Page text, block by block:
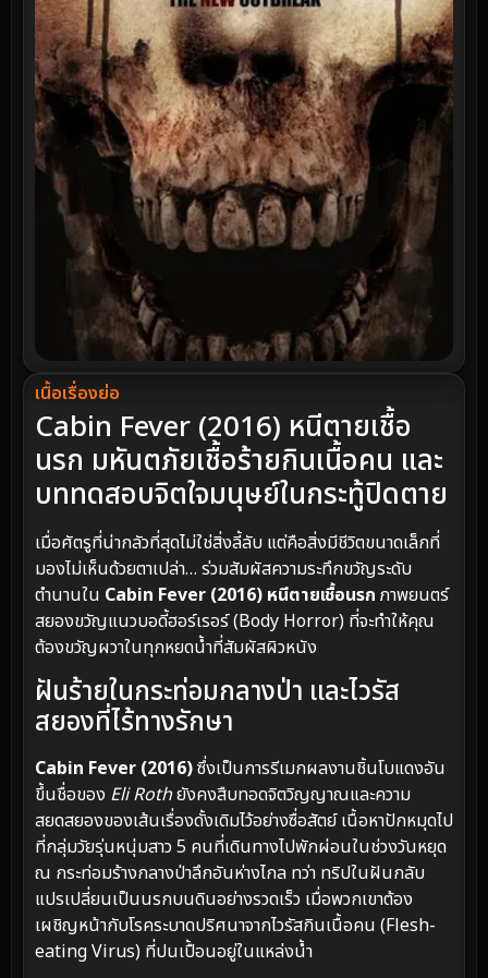
เนื้อเรื่องย่อ
Cabin Fever (2016) หนีตายเชื้อ
นรก มหันตภัยเชื้อร้ายกินเนื้อคน และ
บททดสอบจิตใจมนุษย์ในกระทู้ปิดตาย
เมื่อศัตรูที่น่ากลัวที่สุดไม่ใช่สิ่งลี้ลับ แต่คือสิ่งมีชีวิตขนาดเล็กที่
มองไม่เห็นด้วยตาเปล่า… ร่วมสัมผัสความระทึกขวัญระดับ
ตำนานใน Cabin Fever (2016) หนีตายเชื้อนรก ภาพยนตร์
สยองขวัญแนวบอดี้ฮอร์เรอร์ (Body Horror) ที่จะทำให้คุณ
ต้องขวัญผวาในทุกหยดน้ำที่สัมผัสผิวหนัง
ฝันร้ายในกระท่อมกลางป่า และไวรัส
สยองที่ไร้ทางรักษา
Cabin Fever (2016)ซึ่งเป็นการรีเมกผลงานชิ้นโบแดงอัน
ขึ้นชื่อของ Eli Rothยังคงสืบทอดจิตวิญญาณและความ
สยดสยองของเส้นเรื่องดั้งเดิมไว้อย่างซื่อสัตย์ เนื้อหาปักหมุดไป
ที่กลุ่มวัยรุ่นหนุ่มสาว 5 คนที่เดินทางไปพักผ่อนในช่วงวันหยุด
ณ กระท่อมร้างกลางป่าลึกอันห่างไกล ทว่า ทริปในฝันกลับ
แปรเปลี่ยนเป็นนรกบนดินอย่างรวดเร็ว เมื่อพวกเขาต้อง
เผชิญหน้ากับโรคระบาดปริศนาจากไวรัสกินเนื้อคน (Flesh-
eating Virus) ที่ปนเปื้อนอยู่ในแหล่งน้ำ